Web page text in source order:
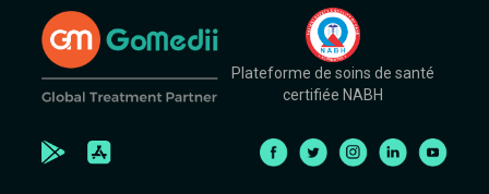
Plateforme de soins de santé
certifiée NABH